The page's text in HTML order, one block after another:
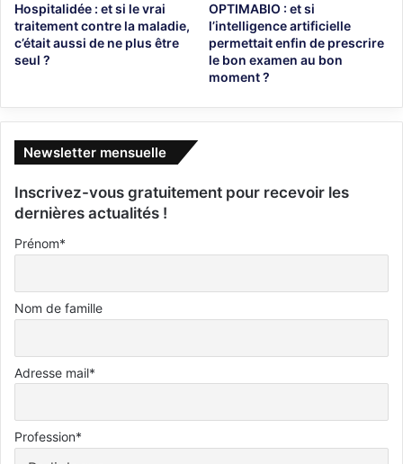
Hospitalidée : et si le vrai
traitement contre la maladie,
c’était aussi de ne plus être
seul ?
OPTIMABIO : et si
l’intelligence artificielle
permettait enfin de prescrire
le bon examen au bon
moment ?
Newsletter mensuelle
Inscrivez-vous gratuitement pour recevoir les
dernières actualités !
Prénom*
Nom de famille
Adresse mail*
Profession*